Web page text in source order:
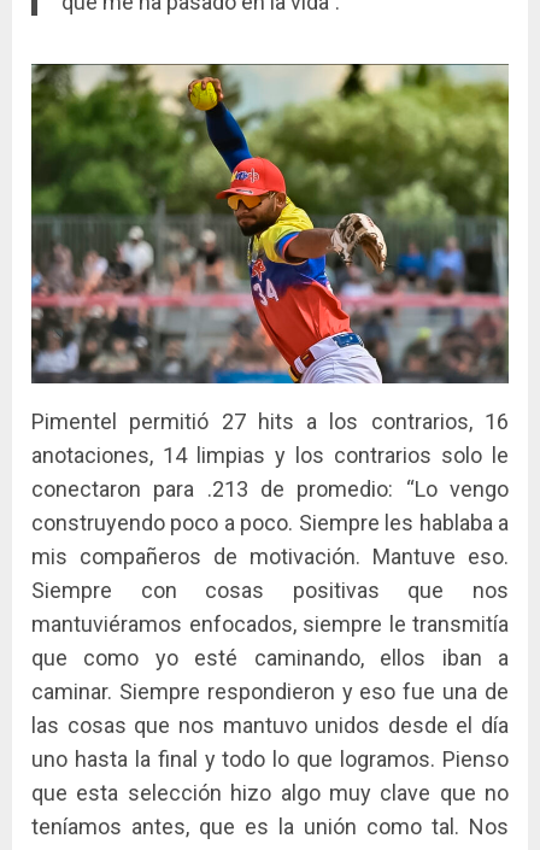
Pimentel permitió 27 hits a los contrarios, 16
anotaciones, 14 limpias y los contrarios solo le
conectaron para .213 de promedio: “Lo vengo
construyendo poco a poco. Siempre les hablaba a
mis compañeros de motivación. Mantuve eso.
Siempre con cosas positivas que nos
mantuviéramos enfocados, siempre le transmitía
que como yo esté caminando, ellos iban a
caminar. Siempre respondieron y eso fue una de
las cosas que nos mantuvo unidos desde el día
uno hasta la final y todo lo que logramos. Pienso
que esta selección hizo algo muy clave que no
teníamos antes, que es la unión como tal. Nos